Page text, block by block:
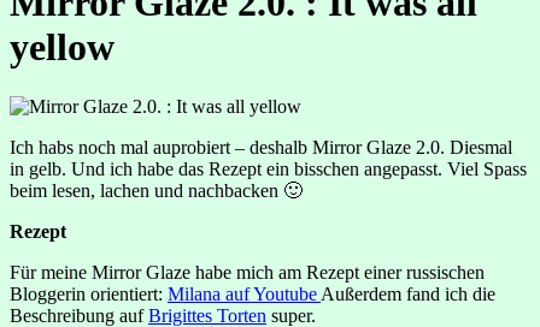
yellow
Ich habs noch mal auprobiert – deshalb Mirror Glaze 2.0. Diesmal
in gelb. Und ich habe das Rezept ein bisschen angepasst. Viel Spass
beim lesen, lachen und nachbacken 🙂
Rezept
Für meine Mirror Glaze habe mich am Rezept einer russischen
Bloggerin orientiert: Milana auf Youtube Außerdem fand ich die
Beschreibung aufBrigittes Torten super.